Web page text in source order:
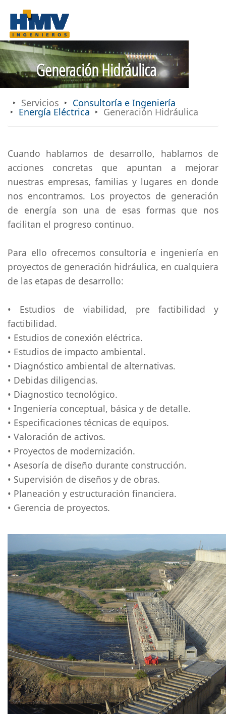
Generación Hidráulica
Servicios Consultoría e Ingeniería
Energía Eléctrica Generación Hidráulica
Cuando hablamos de desarrollo, hablamos de
acciones concretas que apuntan a mejorar
nuestras empresas, familias y lugares en donde
nos encontramos. Los proyectos de generación
de energía son una de esas formas que nos
facilitan el progreso continuo.
Para ello ofrecemos consultoría e ingeniería en
proyectos de generación hidráulica, en cualquiera
de las etapas de desarrollo:
• Estudios de viabilidad, pre factibilidad y
factibilidad.
• Estudios de conexión eléctrica.
• Estudios de impacto ambiental.
• Diagnóstico ambiental de alternativas.
• Debidas diligencias.
• Diagnostico tecnológico.
• Ingeniería conceptual, básica y de detalle.
• Especificaciones técnicas de equipos.
• Valoración de activos.
• Proyectos de modernización.
• Asesoría de diseño durante construcción.
• Supervisión de diseños y de obras.
• Planeación y estructuración financiera.
• Gerencia de proyectos.